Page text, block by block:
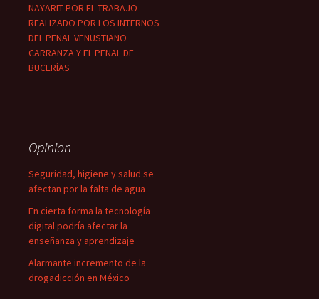
NAYARIT POR EL TRABAJO
REALIZADO POR LOS INTERNOS
DEL PENAL VENUSTIANO
CARRANZA Y EL PENAL DE
BUCERÍAS
Opinion
Seguridad, higiene y salud se
afectan por la falta de agua
En cierta forma la tecnología
digital podría afectar la
enseñanza y aprendizaje
Alarmante incremento de la
drogadicción en México